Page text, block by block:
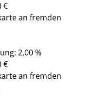
€
an fremden
2,00 %
€
an fremden